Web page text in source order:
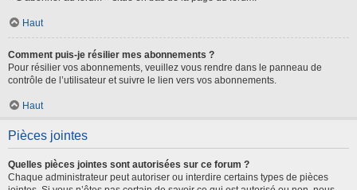
Haut
Comment puis-je résilier mes abonnements ?
Pour résilier vos abonnements, veuillez vous rendre dans le panneau de
contrôle de l’utilisateur et suivre le lien vers vos abonnements.
Haut
Pièces jointes
Quelles pièces jointes sont autorisées sur ce forum ?
Chaque administrateur peut autoriser ou interdire certains types de pièces